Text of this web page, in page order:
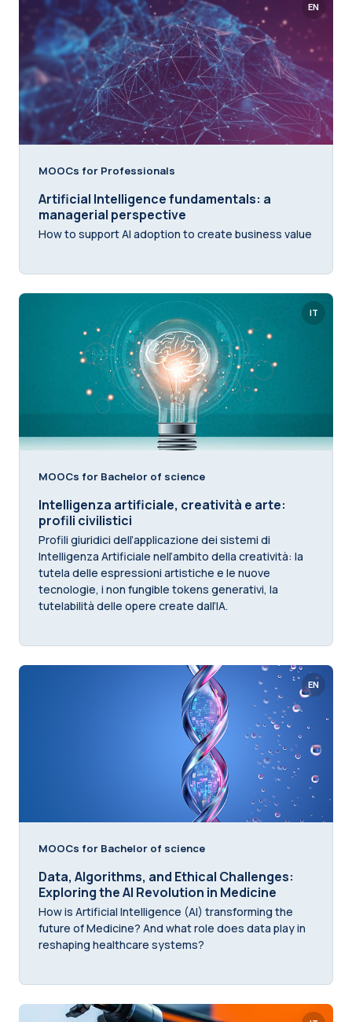
EN
MOOCs for Professionals
Artificial Intelligence fundamentals: a
managerial perspective
How to support AI adoption to create business value
IT
MOOCs for Bachelor of science
Intelligenza artificiale, creatività e arte:
profili civilistici
Profili giuridici dell’applicazione dei sistemi di
Intelligenza Artificiale nell’ambito della creatività: la
tutela delle espressioni artistiche e le nuove
tecnologie, i non fungible tokens generativi, la
tutelabilità delle opere create dall’IA.
EN
MOOCs for Bachelor of science
Data, Algorithms, and Ethical Challenges:
Exploring the AI Revolution in Medicine
How is Artificial Intelligence (AI) transforming the
future of Medicine? And what role does data play in
reshaping healthcare systems?